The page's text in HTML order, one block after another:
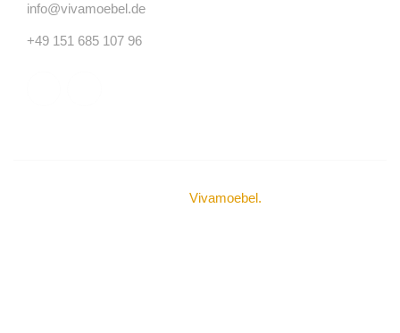
info@vivamoebel.de
+49 151 685 107 96
Vivamoebel.